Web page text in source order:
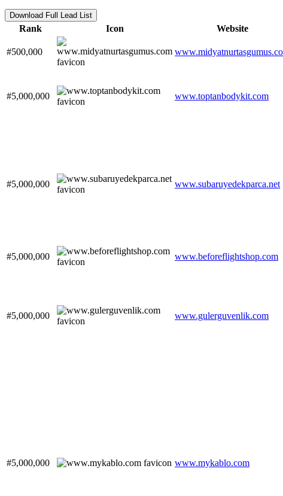
Download Full Lead List
Rank Icon Website
#500,000
#5,000,000 www.toptanbodykit.com
#5,000,000 www.subaruyedekparca.net
#5,000,000 www.beforeflightshop.com
#5,000,000 www.gulerguvenlik.com
#5,000,000 www.mykablo.com